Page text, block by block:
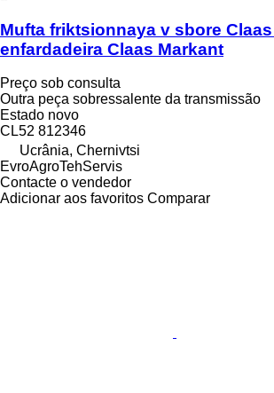
Mufta friktsionnaya v sbore
enfardadeira Claas Markant
Preço sob consulta
Outra peça sobressalente da transmissão
Estado novo
CL52 812346
Ucrânia, Chernivtsi
EvroAgroTehServis
Contacte o vendedor
Adicionar aos favoritos Comparar